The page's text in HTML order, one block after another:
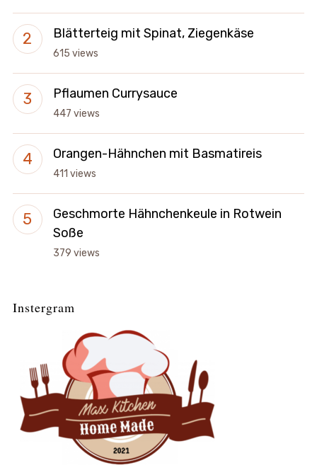
Blätterteig mit Spinat, Ziegenkäse
615 views
Pflaumen Currysauce
447 views
Orangen-Hähnchen mit Basmatireis
411 views
Geschmorte Hähnchenkeule in Rotwein
Soße
379 views
Instergram